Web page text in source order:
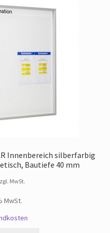
Innenbereich silberfarbig
Bautiefe 40 mm
MwSt.
MwSt.